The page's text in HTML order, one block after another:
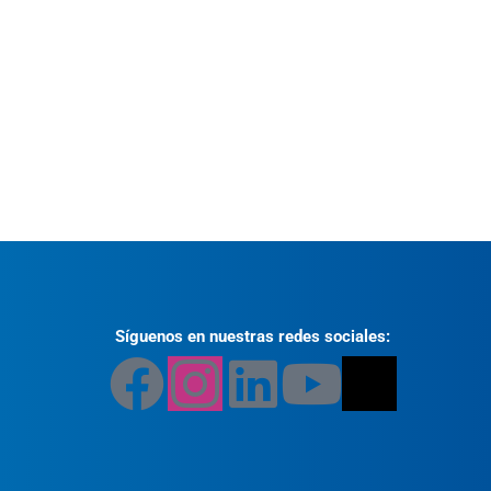
Síguenos en nuestras redes sociales: